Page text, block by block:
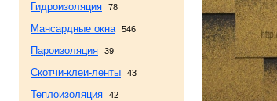
Гидроизоляция 78
Мансардные окна 546
Пароизоляция 39
Скотчи-клеи-ленты 43
Теплоизоляция 42